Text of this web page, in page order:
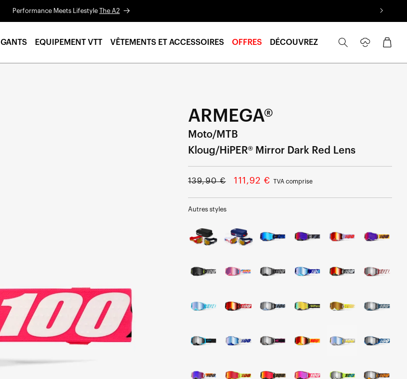
Performance Meets Lifestyle The A2
GANTS EQUIPEMENT VTT VÊTEMENTS ET ACCESSOIRES OFFRES DÉCOUVREZ
connecter
Panier
ARMEGA®
Moto/MTB
Kloug/HiPER® Mirror Dark Red Lens
Prix
139,90 €
Prix
111,92 € TVA comprise
Autres styles